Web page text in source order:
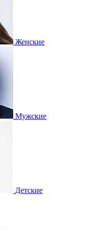
Женские
Мужские
Детские